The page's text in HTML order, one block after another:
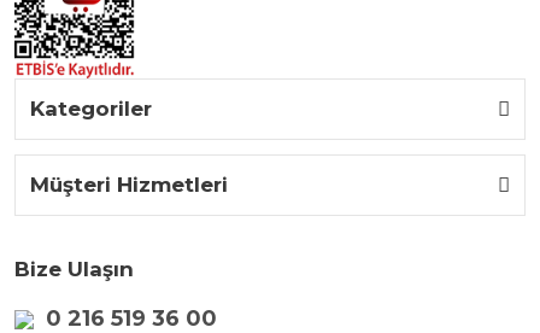
Kategoriler
Müşteri Hizmetleri
Bize Ulaşın
0 216 519 36 00